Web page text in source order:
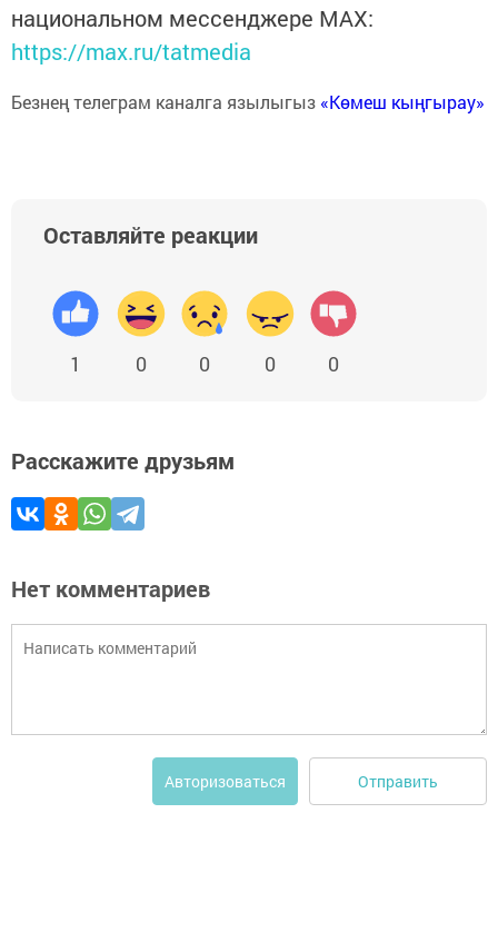
национальном мессенджере MАХ:
https://max.ru/tatmedia
Безнең телеграм каналга язылыгыз «Көмеш кыңгырау»
Оставляйте реакции
1 0 0 0 0
Расскажите друзьям
Нет комментариев
Авторизоваться Отправить